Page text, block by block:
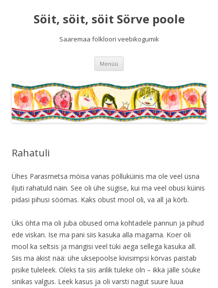
Söit, söit, söit Sörve poole
Saaremaa folkloori veebikogumik
Menüü
Rahatuli
Ühes Parasmetsa möisa vanas pölluküinis ma ole veel üsna
iljuti rahatuld näin. See oli ühe sügise, kui ma veel obusi küinis
pidasi pihusi söömas. Kaks obust mool oli, va all ja körb.
Üks öhta ma oli juba obused oma kohtadele pannun ja pihud
ede viskan. Ise ma pani siis kasuka alla magama. Koer oli
mool ka seltsis ja mängisi veel tüki aega sellega kasuka all.
Siis ma äkist nää: ühe uksepoolse kivisimpsi körvas paistab
pisike tuleleek. Oleks ta siis arilik tuleke oln – ikka jälle söuke
sinikas valgus. Leek kasus ja oli varsti nagut suure luua